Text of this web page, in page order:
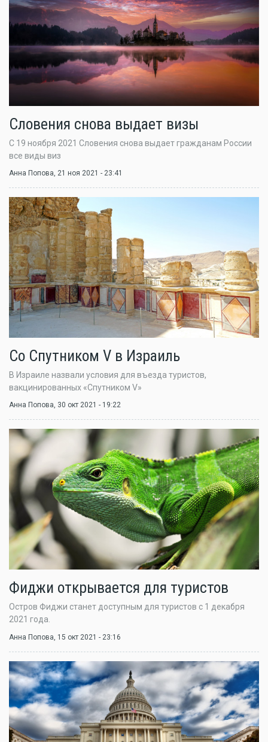
Словения снова выдает визы
С 19 ноября 2021 Словения снова выдает гражданам России
все виды виз
Анна Попова, 21 ноя 2021 - 23:41
Со Спутником V в Израиль
В Израиле назвали условия для въезда туристов,
вакцинированных «Спутником V»
Анна Попова, 30 окт 2021 - 19:22
Фиджи открывается для туристов
Остров Фиджи станет доступным для туристов с 1 декабря
2021 года.
Анна Попова , 15 окт 2021 - 23:16